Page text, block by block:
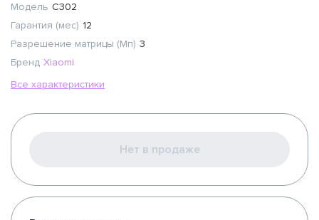
Модель C302
Гарантия (мес) 12
Разрешение матрицы (Мп) 3
Бренд Xiaomi
Все характеристики
Нет в продаже